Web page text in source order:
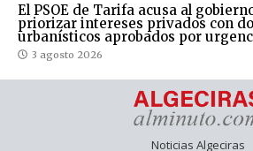
El PSOE de Tarifa acusa al
priorizar intereses privados con
urbanísticos aprobados por
3 agosto 2026
Noticias Algeciras